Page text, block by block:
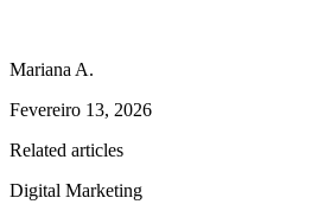
Mariana A.
Fevereiro 13, 2026
Related articles
Digital Marketing